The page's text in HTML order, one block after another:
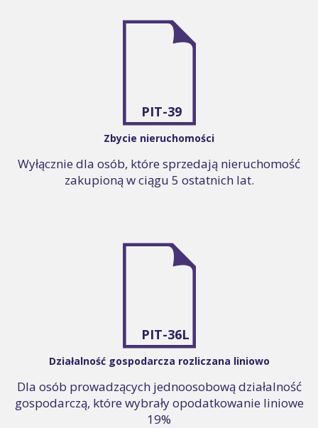
PIT-39
Zbycie nieruchomości
Wyłącznie dla osób, które sprzedają nieruchomość
zakupioną w ciągu 5 ostatnich lat.
PIT-36L
Działalność gospodarcza rozliczana liniowo
Dla osób prowadzących jednoosobową działalność
gospodarczą, które wybrały opodatkowanie liniowe
19%